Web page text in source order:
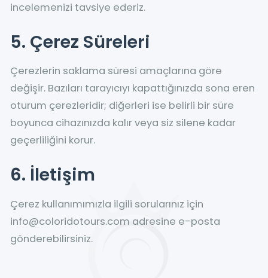
incelemenizi tavsiye ederiz.
5. Çerez Süreleri
Çerezlerin saklama süresi amaçlarına göre
değişir. Bazıları tarayıcıyı kapattığınızda sona eren
oturum çerezleridir; diğerleri ise belirli bir süre
boyunca cihazınızda kalır veya siz silene kadar
geçerliliğini korur.
6. İletişim
Çerez kullanımımızla ilgili sorularınız için
info@coloridotours.com adresine e-posta
gönderebilirsiniz.